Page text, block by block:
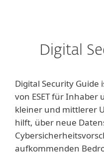
Digital
Digital Security
von ESET für Inhaber
kleiner und mittlerer
hilft, über neue
aufkommenden